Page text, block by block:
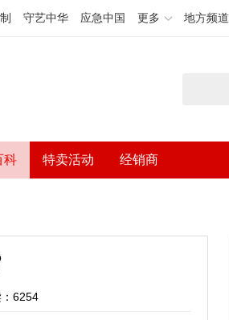
守艺中华 应急中国 更多 地方频道
科 特卖活动 经销商
：6254